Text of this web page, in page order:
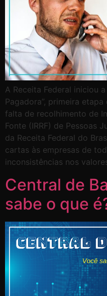
A Receita Federal iniciou
Pagadora”, primeira
falta de recolhimento de
Fonte (IRRF) de Pessoas
da Receita Federal do
cartas às empresas de
inconsistências nos
Central de
sabe o que